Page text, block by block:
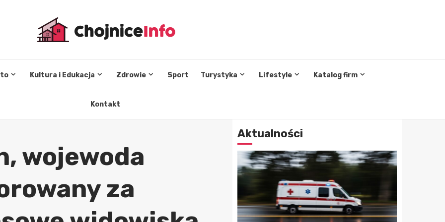
Kultura i Edukacja Zdrowie Sport Turystyka Lifestyle Katalog firm
Kontakt
wojewoda
za
Aktualności